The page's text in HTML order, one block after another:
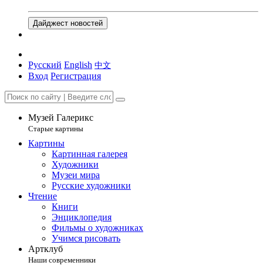
Дайджест новостей
Русский English 中文
Вход Регистрация
Музей Галерикс
Старые картины
Картины
Картинная галерея
Художники
Музеи мира
Русские художники
Чтение
Книги
Энциклопедия
Фильмы о художниках
Учимся рисовать
Артклуб
Наши современники